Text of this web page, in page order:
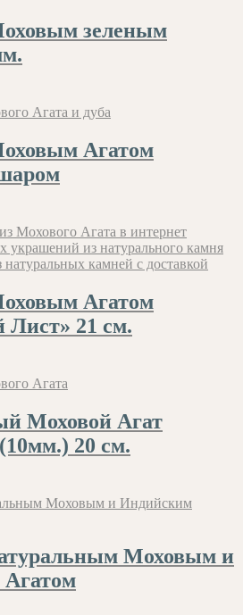
зеленым
Агатом
Агатом
Лист» 21 см.
Моховой Агат
20 см.
Моховым и